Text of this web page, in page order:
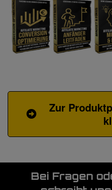
Zur
Bei Fragen